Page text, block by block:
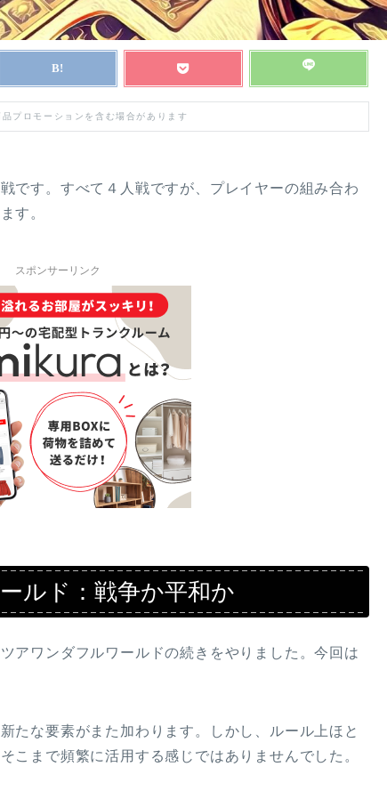
プロモーションを含む場合があります
です。すべて４人戦ですが、プレイヤーの組み合わ
す。
スポンサーリンク
ルド：戦争か平和か
アワンダフルワールドの続きをやりました。今回は
たな要素がまた加わります。しかし、ルール上ほと
こまで頻繁に活用する感じではありませんでした。